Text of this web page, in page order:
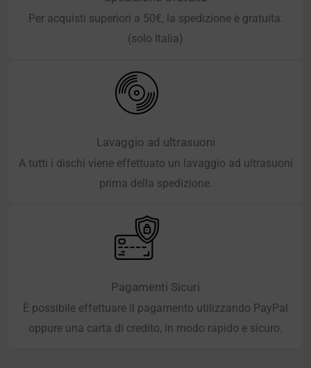
Per acquisti superiori a 50€, la spedizione è gratuita.
(solo Italia)
Lavaggio ad ultrasuoni
A tutti i dischi viene effettuato un lavaggio ad ultrasuoni
prima della spedizione.
Pagamenti Sicuri
È possibile effettuare il pagamento utilizzando PayPal
oppure una carta di credito, in modo rapido e sicuro.